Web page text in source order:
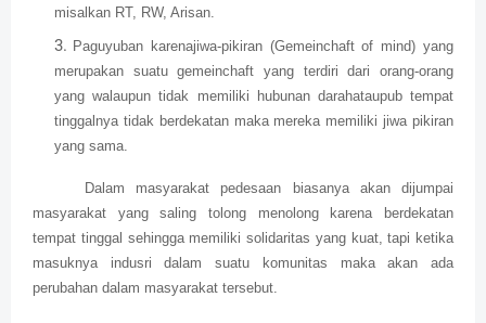
misalkan RT, RW, Arisan.
Paguyuban karenajiwa-pikiran (Gemeinchaft of mind) yang
merupakan suatu gemeinchaft yang terdiri dari orang-orang
yang walaupun tidak memiliki hubunan darahataupub tempat
tinggalnya tidak berdekatan maka mereka memiliki jiwa pikiran
yang sama.
Dalam masyarakat pedesaan biasanya akan dijumpai
masyarakat yang saling tolong menolong karena berdekatan
tempat tinggal sehingga memiliki solidaritas yang kuat, tapi ketika
masuknya indusri dalam suatu komunitas maka akan ada
perubahan dalam masyarakat tersebut.